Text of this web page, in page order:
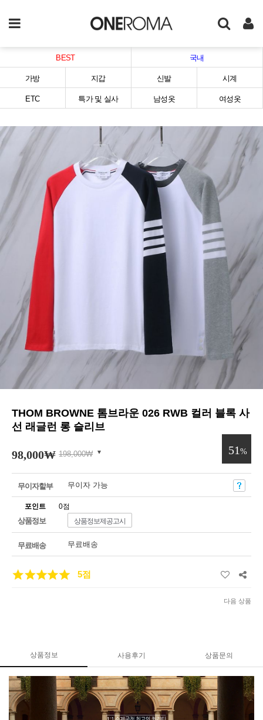
BEST 국내
가방 지갑 신발 시계
ETC 특가 및 실사 남성옷 여성옷
THOM BROWNE 톰브라운 026 RWB 컬러 블록 사
선 래글런 롱 슬리브
98,000₩ 198,000₩ 51 %
무이자할부 무이자 가능
포인트 0점
상품정보 상품정보제공고시
무료배송 무료배송
5점
다음 상품
상품정보 사용후기 상품문의